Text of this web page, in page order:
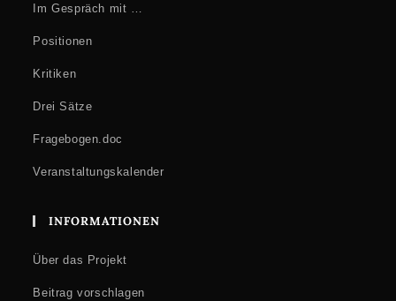
Im Gespräch mit …
Positionen
Kritiken
Drei Sätze
Fragebogen.doc
Veranstaltungskalender
INFORMATIONEN
Über das Projekt
Beitrag vorschlagen